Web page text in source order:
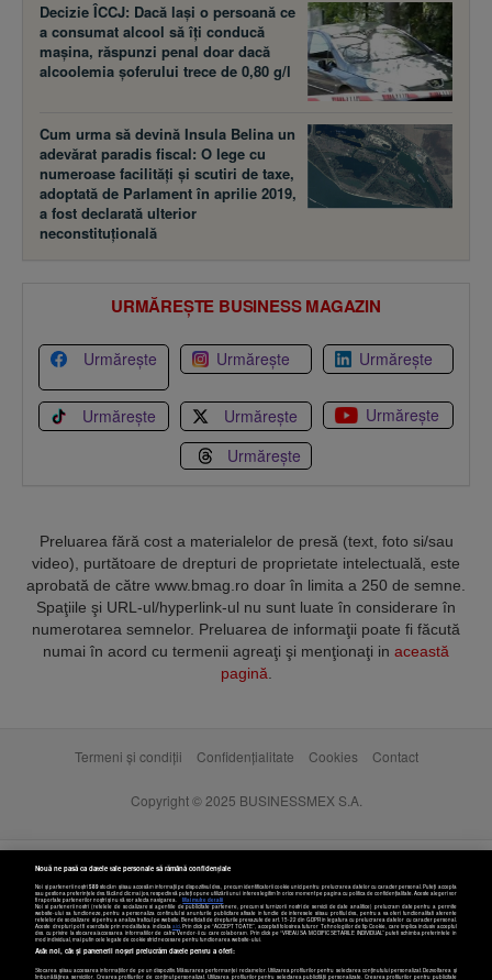
Decizie ÎCCJ: Dacă laşi o persoană ce
a consumat alcool să îţi conducă
maşina, răspunzi penal doar dacă
alcoolemia şoferului trece de 0,80 g/l
Cum urma să devină Insula Belina un
adevărat paradis fiscal: O lege cu
numeroase facilităţi şi scutiri de taxe,
adoptată de Parlament în aprilie 2019,
a fost declarată ulterior
neconstituţională
URMĂREȘTE BUSINESS MAGAZIN
Urmărește Urmărește Urmărește
Urmărește Urmărește
Urmărește
Urmărește
Preluarea fără cost a materialelor de presă (text, foto si/sau
video), purtătoare de drepturi de proprietate intelectuală, este
aprobată de către www.bmag.ro doar în limita a 250 de semne.
Spaţiile şi URL-ul/hyperlink-ul nu sunt luate în considerare în
numerotarea semnelor. Preluarea de informaţii poate fi făcută
numai în acord cu termenii agreaţi şi menţionaţi in această
pagină
Termeni și condiții Confidențialitate Cookies Contact
Copyright © 2025 BUSINESSMEX S.A.
Nouă ne pasă ca datele tale personale să rămână confidențiale
Noi și partenerii noștri589stocăm și/sau accesăm informații pe dispozitivul dvs., precum identificatorii cookie unici pentru prelucrarea datelor cu caracter personal. Puteți accepta
sau gestiona preferințele dvs. făcând clic mai jos, respectiv vă puteți opune utilizării unui interes legitim în orice moment pe pagina cu politica de confidențialitate. Aceste alegeri vor
fi raportate partenerilor noștri și nu vă vor afecta navigarea.
Mai multe detalii
Noi si partenerii nostri (retelele de socializare si agentiile de publicitate partenere, precum si furnizorii nostri de servicii de date analitice) prelucram date pentru a permite
website-ului sa functioneze, pentru a personaliza continutul si anunturile publicitare afisate in functie de interesele si/sau profilul dvs., pentru a va oferi functionalitati aferente
retelelor de socializare si pentru a analiza traficul pe website. Beneficiati de drepturile prevazute de art. 15-22 din GDPR in legatura cu prelucrarea datelor cu caracter personal.
Aceste drepturi pot fi exercitate prin modalitatea indicataaici. Prin click pe “ACCEPT TOATE”, acceptati folosirea tuturor Tehnologiilor de tip Cookie, care implica inclusiv acceptul
dvs. cu privire la stocarea/accesarea informatiilor de catre Vendor-ii cu care colaboram. Prin click pe “VREAU SA MODIFIC SETARILE INDIVIDUAL” puteti schimba preferintele in
mod individual, mai putin cele legate de cookie strict necesare pentru functionarea website-ului.
Atât noi, cât și partenerii noștri prelucrăm datele pentru a oferi:
Stocarea și/sau accesarea informațiilor de pe un dispozitiv. Măsurarea performanței reclamelor. Utilizarea profilurilor pentru selectarea conținutului personalizat. Dezvoltarea și
îmbunătățirea serviciilor. Crearea profilurilor de conținut personalizat. Utilizarea profilurilor pentru selectarea publicității personalizate. Crearea profilurilor pentru publicitate